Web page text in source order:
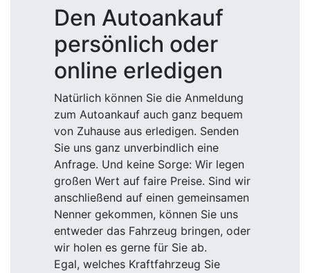
Den Autoankauf
persönlich oder
online erledigen
Natürlich können Sie die Anmeldung
zum Autoankauf auch ganz bequem
von Zuhause aus erledigen. Senden
Sie uns ganz unverbindlich eine
Anfrage. Und keine Sorge: Wir legen
großen Wert auf faire Preise. Sind wir
anschließend auf einen gemeinsamen
Nenner gekommen, können Sie uns
entweder das Fahrzeug bringen, oder
wir holen es gerne für Sie ab.
Egal, welches Kraftfahrzeug Sie